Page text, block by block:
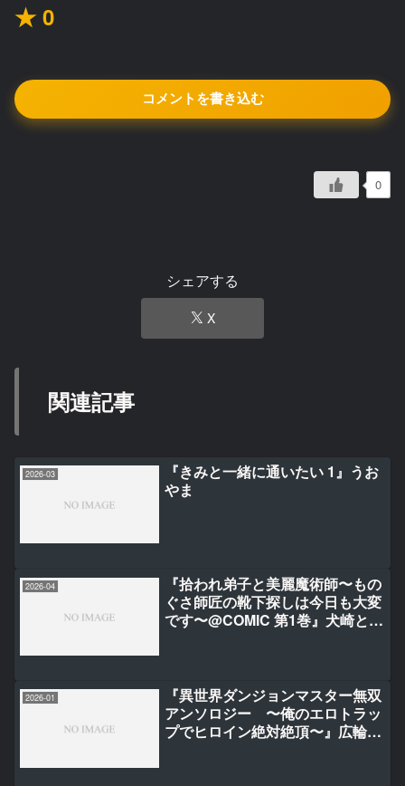
★ 0
コメントを書き込む
0
シェアする
X
関連記事
2026-03
『きみと一緒に通いたい 1』うお
やま
2026-04
『拾われ弟子と美麗魔術師〜もの
ぐさ師匠の靴下探しは今日も大変
です〜@COMIC 第1巻』犬崎とに
2026-01
『異世界ダンジョンマスター無双
アンソロジー 〜俺のエロトラッ
プでヒロイン絶対絶頂〜』広輪